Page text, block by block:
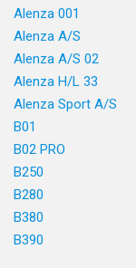
Alenza 001
Alenza A/S
Alenza A/S 02
Alenza H/L 33
Alenza Sport A/S
B01
B02 PRO
B250
B280
B380
B390